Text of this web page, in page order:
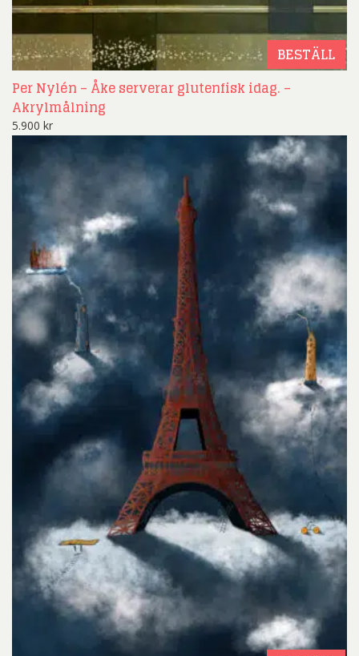
BESTÄLL
Per Nylén – Åke serverar glutenfisk idag. –
Akrylmålning
5.900 kr